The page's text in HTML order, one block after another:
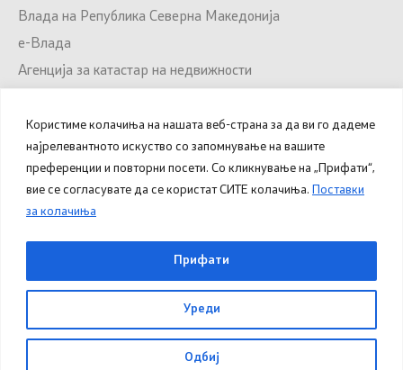
Користиме колачиња на нашата веб-страна за да ви го дадеме
најрелевантното искуство со запомнување на вашите
преференции и повторни посети. Со кликнување на „Прифати“,
вие се согласувате да се користат СИТЕ колачиња. Поставки
за колачиња
Уреди
Одбиј
Прифати
Влада на Република Северна Македонија
е-Влада
Агенција за катастар на недвижности
Портал за отворени податоци
Национален Портал за е-Услуги
© 2025 – 2026 Општина Куманово. Сите права
Министерство за дигитална
трансформација.